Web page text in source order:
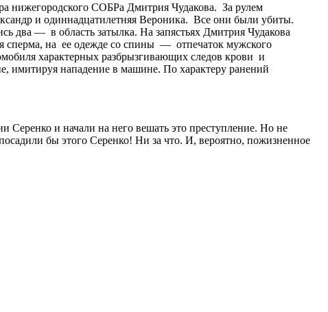
нижегородского СОБРа Дмитрия Чудакова. За рулем
и одиннадцатилетняя Вероника. Все они были убиты.
два — в область затылка. На запястьях Дмитрия Чудакова
сперма, на ее одежде со спины — отпечаток мужского
характерных разбрызгивающих следов крови и
имитируя нападение в машине. По характеру ранений
и начали на него вешать это преступление. Но не
бы этого Серенко! Ни за что. И, вероятно, пожизненное